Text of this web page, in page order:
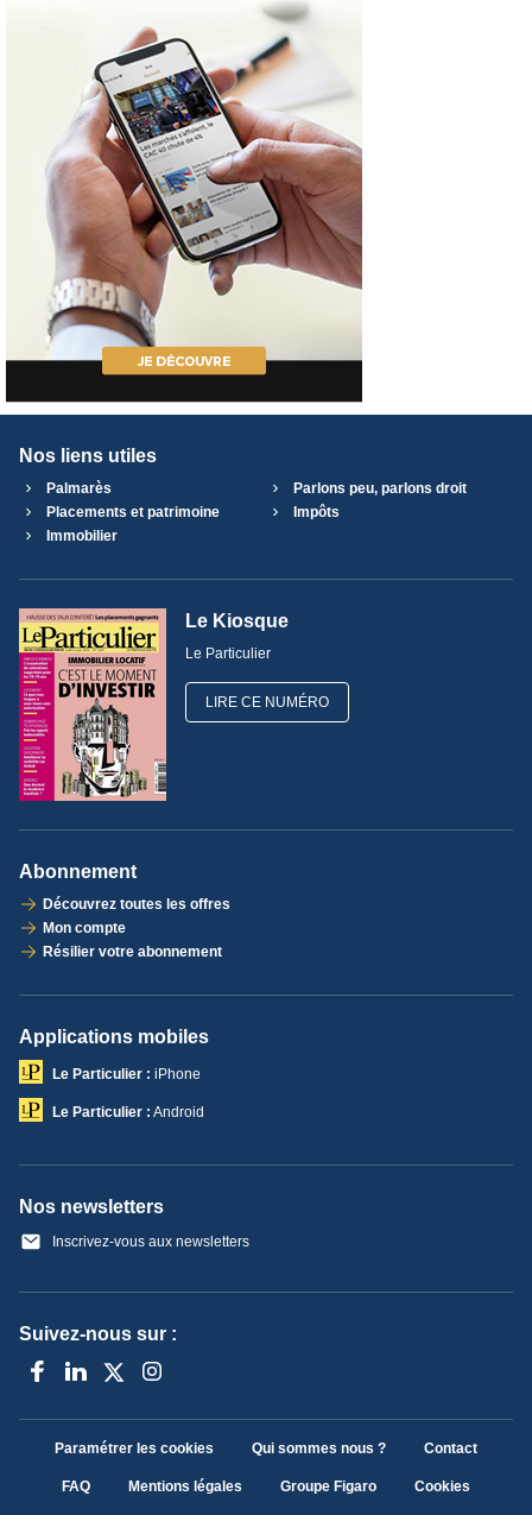
Nos liens utiles
Palmarès
Parlons peu, parlons droit
Placements et patrimoine
Impôts
Immobilier
Le Kiosque
Le Particulier
LIRE CE NUMÉRO
Abonnement
Découvrez toutes les offres
Mon compte
Résilier votre abonnement
Applications mobiles
Le Particulier : iPhone
Le Particulier : Android
Nos newsletters
Inscrivez-vous aux newsletters
Suivez-nous sur :
Paramétrer les cookies Qui sommes nous ? Contact
FAQ Mentions légales Groupe Figaro Cookies